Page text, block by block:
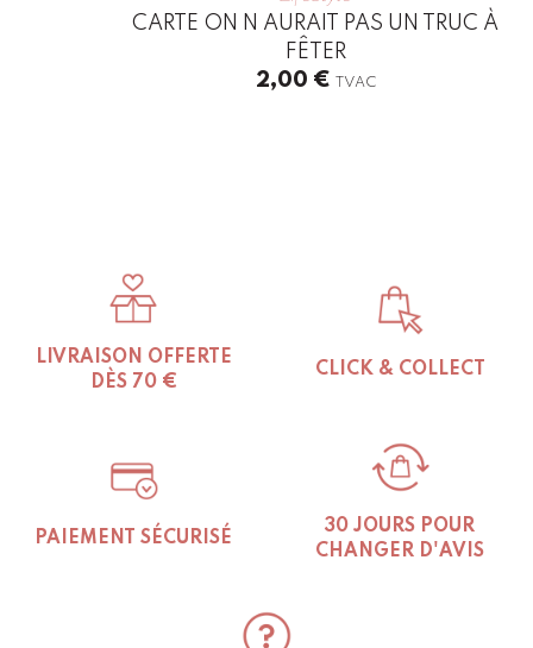
CARTE ON N AURAIT PAS UN TRUC À
FÊTER
2,00 € TVAC
LIVRAISON OFFERTE
DÈS 70 €
CLICK & COLLECT
PAIEMENT SÉCURISÉ
30 JOURS POUR
CHANGER D'AVIS